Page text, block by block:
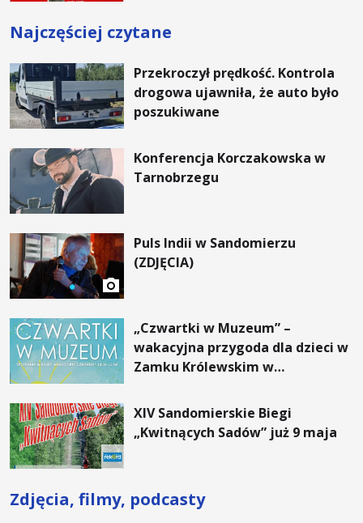
Najczęściej czytane
Przekroczył prędkość. Kontrola
drogowa ujawniła, że auto było
poszukiwane
Konferencja Korczakowska w
Tarnobrzegu
Puls Indii w Sandomierzu
(ZDJĘCIA)
„Czwartki w Muzeum” –
wakacyjna przygoda dla dzieci w
Zamku Królewskim w
XIV Sandomierskie Biegi
„Kwitnących Sadów” już 9 maja
Zdjęcia, filmy, podcasty